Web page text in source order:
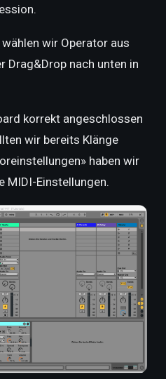
wir Operator aus
Drag&Drop nach unten in
korrekt angeschlossen
wir bereits Klänge
haben wir
MIDI-Einstellungen.